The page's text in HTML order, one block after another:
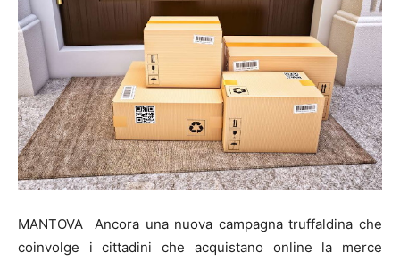
MANTOVA Ancora una nuova campagna truffaldina che
coinvolge i cittadini che acquistano online la merce